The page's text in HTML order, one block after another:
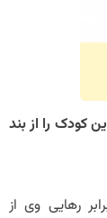
کودک را از بند
رهایی وی از